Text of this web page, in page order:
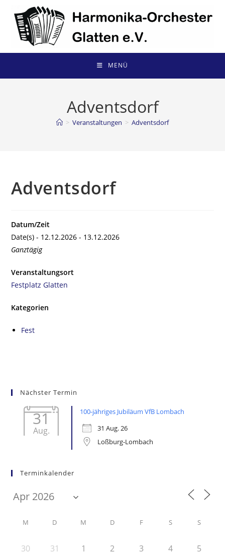
Inhalt
springen
MENÜ
Adventsdorf
> Veranstaltungen > Adventsdorf
Adventsdorf
Datum/Zeit
Date(s) - 12.12.2026 - 13.12.2026
Ganztägig
Veranstaltungsort
Festplatz Glatten
Kategorien
Fest
Nächster Termin
31
Aug.
100-jähriges Jubiläum VfB Lombach
31 Aug. 26
Loßburg-Lombach
Terminkalender
M D M D F S S
30 31 1 2 3 4 5